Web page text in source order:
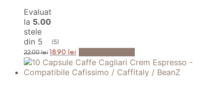
Evaluat
la 5.00
stele
din 5
(5)
22.00lei Prețul
inițial
a
fost:
18.90 lei Prețul
curent
este:
18.90 lei.